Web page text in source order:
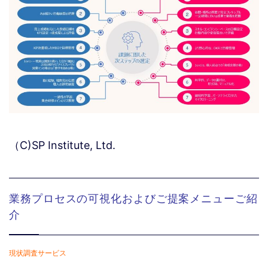
（C)SP Institute, Ltd.
業務プロセスの可視化およびご提案メニューご紹
介
現状調査サービス